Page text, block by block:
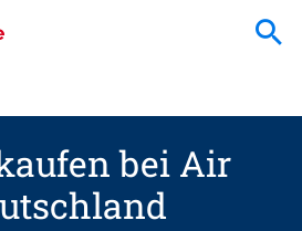
bei Air